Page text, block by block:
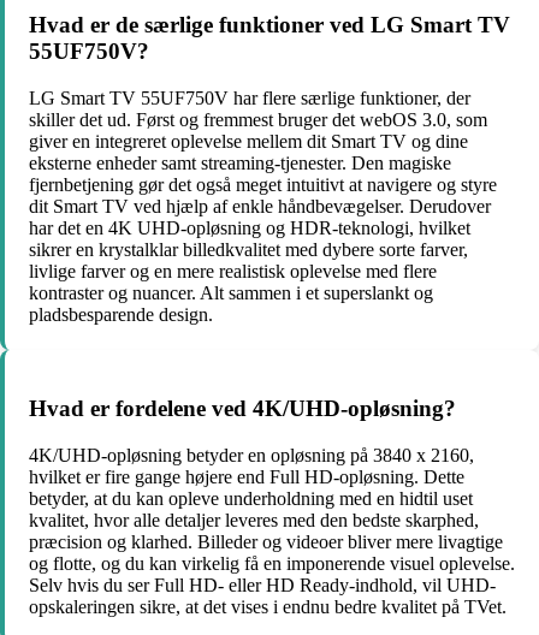
Hvad er de særlige funktioner ved LG Smart TV
55UF750V?
LG Smart TV 55UF750V har flere særlige funktioner, der
skiller det ud. Først og fremmest bruger det webOS 3.0, som
giver en integreret oplevelse mellem dit Smart TV og dine
eksterne enheder samt streaming-tjenester. Den magiske
fjernbetjening gør det også meget intuitivt at navigere og styre
dit Smart TV ved hjælp af enkle håndbevægelser. Derudover
har det en 4K UHD-opløsning og HDR-teknologi, hvilket
sikrer en krystalklar billedkvalitet med dybere sorte farver,
livlige farver og en mere realistisk oplevelse med flere
kontraster og nuancer. Alt sammen i et superslankt og
pladsbesparende design.
Hvad er fordelene ved 4K/UHD-opløsning?
4K/UHD-opløsning betyder en opløsning på 3840 x 2160,
hvilket er fire gange højere end Full HD-opløsning. Dette
betyder, at du kan opleve underholdning med en hidtil uset
kvalitet, hvor alle detaljer leveres med den bedste skarphed,
præcision og klarhed. Billeder og videoer bliver mere livagtige
og flotte, og du kan virkelig få en imponerende visuel oplevelse.
Selv hvis du ser Full HD- eller HD Ready-indhold, vil UHD-
opskaleringen sikre, at det vises i endnu bedre kvalitet på TVet.